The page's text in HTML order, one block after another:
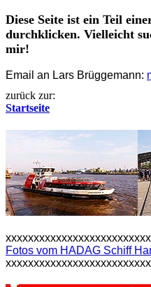
Diese Seite ist ein Teil
durchklicken. Vielleicht
mir!
Email an Lars Brüggemann:
zurück zur:
Startseite
Fotos vom HADAG Schiff